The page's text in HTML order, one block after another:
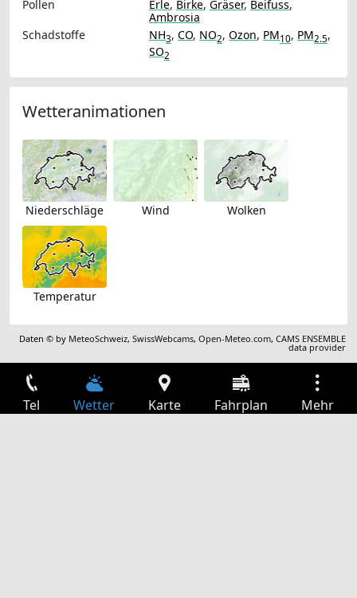
Pollen
Erle, Birke, Gräser, Beifuss,
Ambrosia
Schadstoffe
NH3, CO, NO2, Ozon, PM10, PM2.5,
SO2
Wetteranimationen
Niederschläge Wind Wolken
Temperatur
Daten © by MeteoSchweiz,SwissWebcams,Open-Meteo.com,CAMS ENSEMBLE
data provider
Tel Wetter Karte Fahrplan Mehr